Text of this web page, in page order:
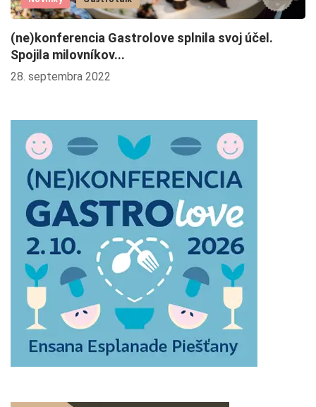
(ne)konferencia Gastrolove splnila svoj účel.
Spojila milovníkov...
28. septembra 2022